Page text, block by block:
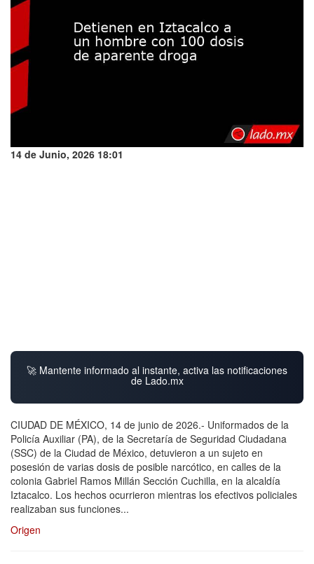
14 de Junio, 2026 18:01
🚀 Mantente informado al instante, activa las notificaciones
de Lado.mx
CIUDAD DE MÉXICO, 14 de junio de 2026.- Uniformados de la
Policía Auxiliar (PA), de la Secretaría de Seguridad Ciudadana
(SSC) de la Ciudad de México, detuvieron a un sujeto en
posesión de varias dosis de posible narcótico, en calles de la
colonia Gabriel Ramos Millán Sección Cuchilla, en la alcaldía
Iztacalco. Los hechos ocurrieron mientras los efectivos policiales
realizaban sus funciones...
Origen